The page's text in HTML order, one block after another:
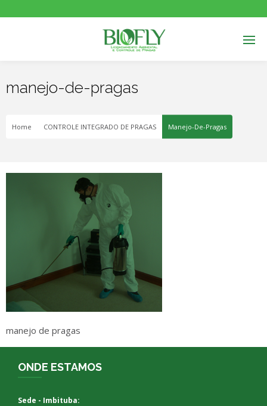
manejo-de-pragas
Home CONTROLE INTEGRADO DE PRAGAS Manejo-De-Pragas
manejo de pragas
ONDE ESTAMOS
Sede - Imbituba: